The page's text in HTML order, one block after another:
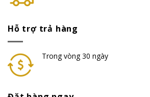
Hỗ trợ trả hàng
Trong vòng 30 ngày